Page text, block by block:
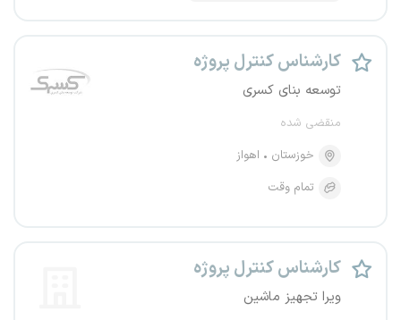
کارشناس کنترل پروژه
توسعه بنای کسری
منقضی شده
خوزستان
اهواز
تمام وقت
کارشناس کنترل پروژه
ویرا تجهیز ماشین